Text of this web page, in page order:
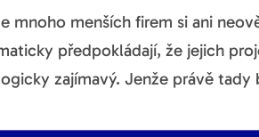
mnoho menších firem si ani
předpokládají, že jejich
zajímavý. Jenže právě tady